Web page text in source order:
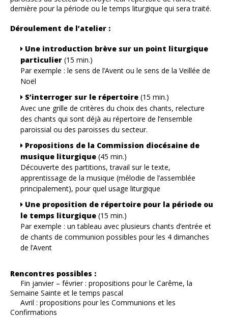
dernière pour la période ou le temps liturgique qui sera traité.
Déroulement de l’atelier :
Une introduction brève sur un point liturgique
particulier (15 min.)
Par exemple : le sens de l’Avent ou le sens de la Veillée de
Noël
S’interroger sur le répertoire (15 min.)
Avec une grille de critères du choix des chants, relecture
des chants qui sont déjà au répertoire de l’ensemble
paroissial ou des paroisses du secteur.
Propositions de la Commission diocésaine de
musique liturgique (45 min.)
Découverte des partitions, travail sur le texte,
apprentissage de la musique (mélodie de l’assemblée
principalement), pour quel usage liturgique
Une proposition de répertoire pour la période ou
le temps liturgique (15 min.)
Par exemple : un tableau avec plusieurs chants d’entrée et
de chants de communion possibles pour les 4 dimanches
de l’Avent
Rencontres possibles :
Fin janvier – février : propositions pour le Carême, la
Semaine Sainte et le temps pascal
Avril : propositions pour les Communions et les
Confirmations